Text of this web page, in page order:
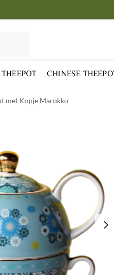
THEEPOT CHINESE
met Kopje Marokko